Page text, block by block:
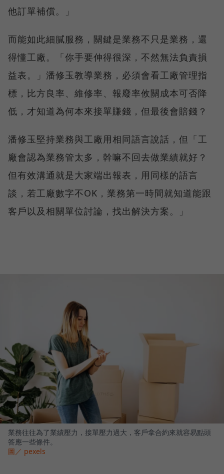
他訂單補償。」
而能如此細膩服務，關鍵是業務不只是業務，還
得懂工廠。「你手要伸得很深，不然無法負責損
益表。」潘修玉教導業務，必須會看工廠管理指
標，比方良率、維修率、報廢率攸關成本可否降
低，才知道為何本來接單賺錢，但最後會賠錢？
潘修玉堅持業務與工廠用相同語言說話，但「工
廠會認為業務管太多，幹嘛不回去做業績就好？
但有效溝通就是大家端出報表，用同樣的語言
談，若工廠數字不OK，業務第一時間就知道能跟
客戶以及相關單位討論，找出解決方案。」
業務往往為了業績壓力，接單壓力過大，客戶拿合約來就容易點頭
答應一些條件。
圖／ pexels